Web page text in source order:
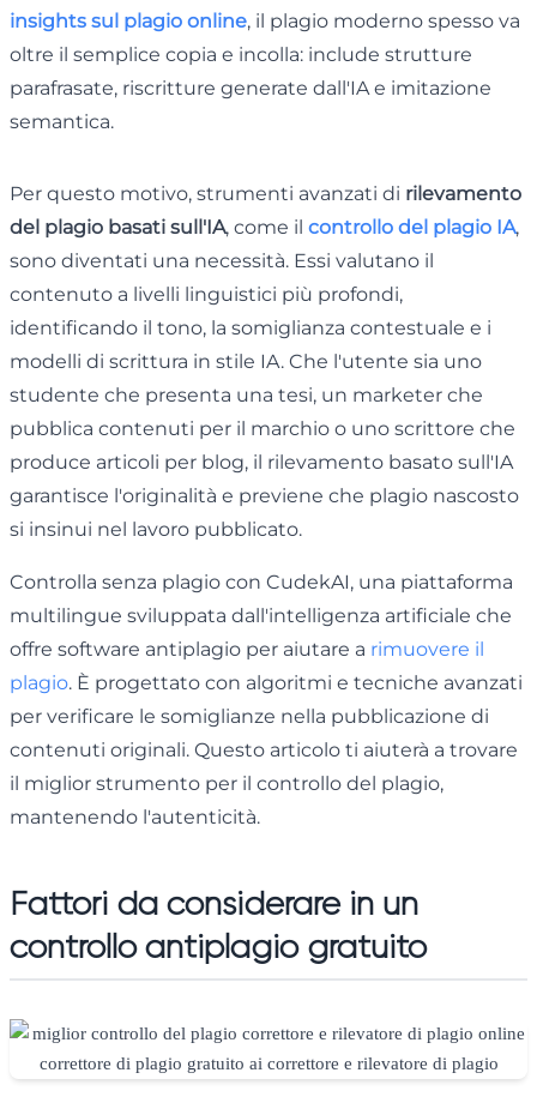
insights sul plagio online, il plagio moderno spesso va
oltre il semplice copia e incolla: include strutture
parafrasate, riscritture generate dall'IA e imitazione
semantica.
Per questo motivo, strumenti avanzati di rilevamento
del plagio basati sull'IA, come il controllo del plagio IA,
sono diventati una necessità. Essi valutano il
contenuto a livelli linguistici più profondi,
identificando il tono, la somiglianza contestuale e i
modelli di scrittura in stile IA. Che l'utente sia uno
studente che presenta una tesi, un marketer che
pubblica contenuti per il marchio o uno scrittore che
produce articoli per blog, il rilevamento basato sull'IA
garantisce l'originalità e previene che plagio nascosto
si insinui nel lavoro pubblicato.
Controlla senza plagio con CudekAI, una piattaforma
multilingue sviluppata dall'intelligenza artificiale che
offre software antiplagio per aiutare a rimuovere il
plagio. È progettato con algoritmi e tecniche avanzati
per verificare le somiglianze nella pubblicazione di
contenuti originali. Questo articolo ti aiuterà a trovare
il miglior strumento per il controllo del plagio,
mantenendo l'autenticità.
Fattori da considerare in un
controllo antiplagio gratuito